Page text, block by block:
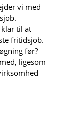
vi med
klar til at
fritidsjob.
før?
ligesom